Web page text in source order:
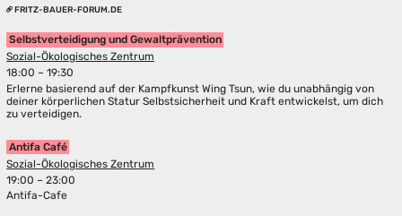
FRITZ-BAUER-FORUM.DE
Selbstverteidigung und Gewaltprävention
Sozial-Ökologisches Zentrum
18:00 – 19:30
Erlerne basierend auf der Kampfkunst Wing Tsun, wie du unabhängig von
deiner körperlichen Statur Selbstsicherheit und Kraft entwickelst, um dich
zu verteidigen.
Antifa Café
Sozial-Ökologisches Zentrum
19:00 – 23:00
Antifa-Cafe